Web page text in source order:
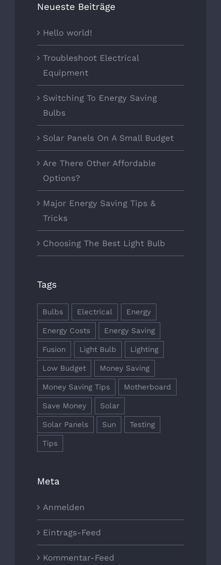
Neueste Beiträge
Hello world!
Troubleshoot Electrical
Equipment
Switching To Energy Saving
Bulbs
Solar Panels On A Small Budget
Are There Other Affordable
Options?
Major Energy Saving Tips &
Tricks
Choosing The Best Light Bulb
Tags
Bulbs Electrical Energy
Energy Costs Energy Saving
Fusion Light Bulb Lighting
Low Budget Money Saving
Money Saving Tips Motherboard
Save Money Solar
Solar Panels Sun Testing
Tips
Meta
Anmelden
Eintrags-Feed
Kommentar-Feed